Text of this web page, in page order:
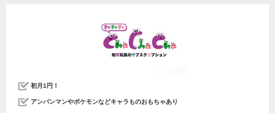
初月1円！
アンパンマンやポケモンなどキャラものおもちゃあり